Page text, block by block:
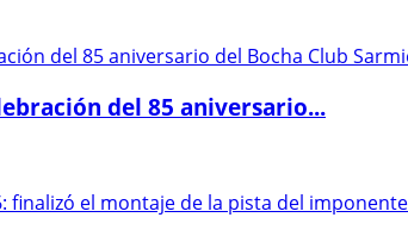
del 85 aniversario...